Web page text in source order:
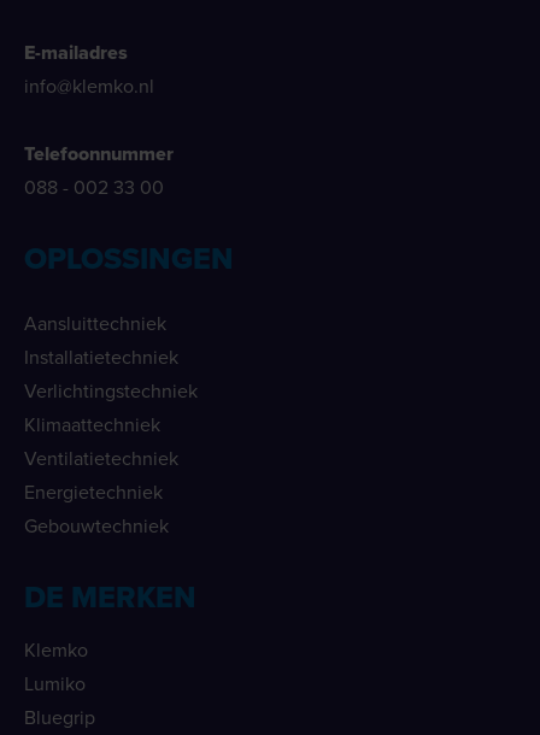
E-mailadres
info@klemko.nl
Telefoonnummer
088 - 002 33 00
OPLOSSINGEN
Aansluittechniek
Installatietechniek
Verlichtingstechniek
Klimaattechniek
Ventilatietechniek
Energietechniek
Gebouwtechniek
DE MERKEN
Klemko
Lumiko
Bluegrip